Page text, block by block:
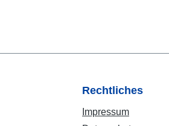
Rechtliches
Impressum